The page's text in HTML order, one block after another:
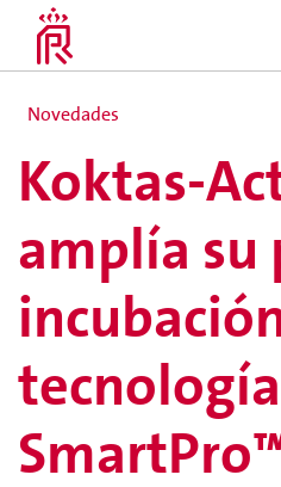
Novedades
Koktas-
amplía su
tecnología